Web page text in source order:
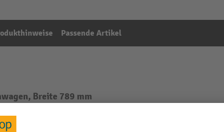
Passende Artikel
Breite 789 mm